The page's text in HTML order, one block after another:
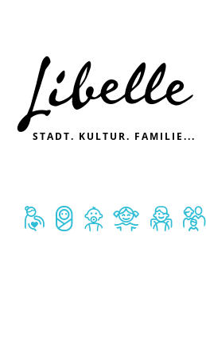

STADT. KULTUR. FAMILIE...
     